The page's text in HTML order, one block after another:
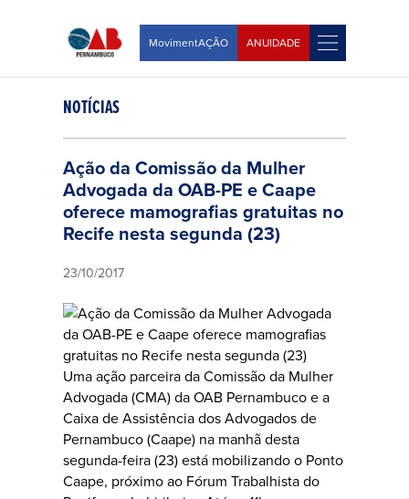
MovimentAÇÃO ANUIDADE
NOTÍCIAS
Ação da Comissão da Mulher
Advogada da OAB-PE e Caape
oferece mamografias gratuitas no
Recife nesta segunda (23)
23/10/2017
Uma ação parceira da Comissão da Mulher
Advogada (CMA) da OAB Pernambuco e a
Caixa de Assistência dos Advogados de
Pernambuco (Caape) na manhã desta
segunda-feira (23) está mobilizando o Ponto
Caape, próximo ao Fórum Trabalhista do